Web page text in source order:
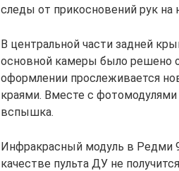
следы от прикосновений рук
В центральной части задней
основной камеры было решено
оформлении прослеживается
краями. Вместе с
вспышка.
Инфракрасный модуль в Редми
качестве пульта ДУ не